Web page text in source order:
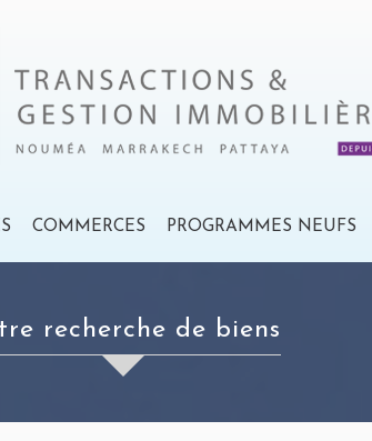
COMMERCES PROGRAMMES NEUFS
recherche de biens